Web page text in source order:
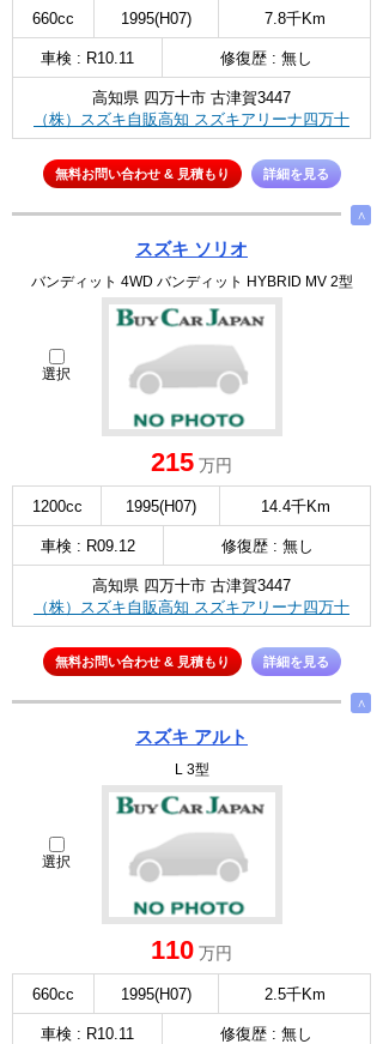
660cc 1995(H07) 7.8千Km
車検 : R10.11 修復歴 : 無し
高知県 四万十市 古津賀3447
（株）スズキ自販高知 スズキアリーナ四万十
無料お問い合わせ & 見積もり 詳細を見る
∧
スズキ ソリオ
バンディット 4WD バンディット HYBRID MV 2型
選択
215 万円
1200cc 1995(H07) 14.4千Km
車検 : R09.12 修復歴 : 無し
高知県 四万十市 古津賀3447
（株）スズキ自販高知 スズキアリーナ四万十
無料お問い合わせ & 見積もり 詳細を見る
∧
スズキ アルト
L 3型
選択
110 万円
660cc 1995(H07) 2.5千Km
車検 : R10.11 修復歴 : 無し